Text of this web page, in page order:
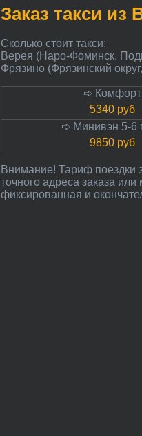
Заказ такси
Сколько стоит такси:
Верея (Наро-Фоминск,
Фрязино (Фрязинский
➪ Комфорт
5340 руб
➪ Минивэн 5-6
9850 руб
Внимание! Тариф поездки зависит от расстояния в километрах до Фрязино и может незначительно меняться в зависимости от
точного адреса заказа
фиксированная и